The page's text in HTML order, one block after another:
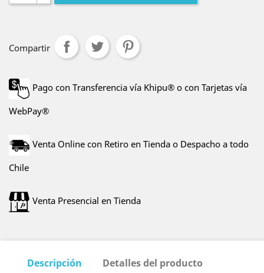
Compartir
Pago con Transferencia vía Khipu® o con Tarjetas vía
WebPay®
Venta Online con Retiro en Tienda o Despacho a todo
Chile
Venta Presencial en Tienda
Descripción Detalles del producto